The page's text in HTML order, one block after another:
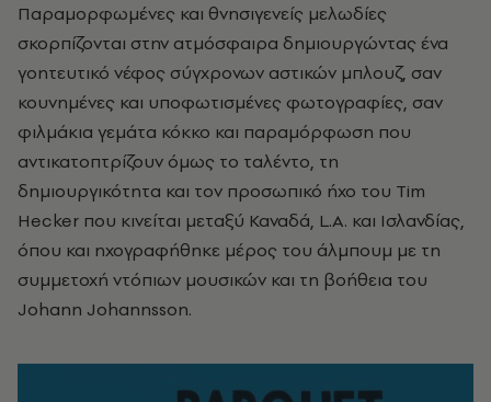
Παραμορφωμένες και θνησιγενείς μελωδίες
σκορπίζονται στην ατμόσφαιρα δημιουργώντας ένα
γοητευτικό νέφος σύγχρονων αστικών μπλουζ, σαν
κουνημένες και υποφωτισμένες φωτογραφίες, σαν
φιλμάκια γεμάτα κόκκο και παραμόρφωση που
αντικατοπτρίζουν όμως το ταλέντο, τη
δημιουργικότητα και τον προσωπικό ήχο του Tim
Hecker που κινείται μεταξύ Καναδά, L.A. και Ισλανδίας,
όπου και ηχογραφήθηκε μέρος του άλμπουμ με τη
συμμετοχή ντόπιων μουσικών και τη βοήθεια του
Johann Johannsson.